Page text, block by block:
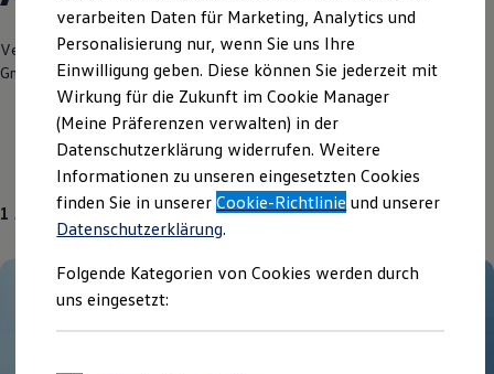
Kombis
Kompaktwagen
Sportwagen
Schnell verfügbare Fahrzeuge
Angebote und Produkte
Aktuelle Angebote
E-Auto-Förderung
Volkswagen Marktplatz
Die ENERGY Sondermodelle
Junge Gebrauchtwagen und Gebrauchtwagen
Volkswagen Zertifizierte Gebrauchtwagen
Elektromobilität bei Gebrauchtwagen
Saisonangebote
Reifenpakete
Leasing
Leasing-Angebote
Verantwortlich für die Inhalte auf dieser Seite ist die Autohaus Feicht
GmbH
Impressum & Rechtliches)
1 Angebot
verarbeiten Daten für Marketing, Analytics und
Personalisierung nur, wenn Sie uns Ihre
Einwilligung geben. Diese können Sie jederzeit mit
Wirkung für die Zukunft im Cookie Manager
(Meine Präferenzen verwalten) in der
Datenschutzerklärung widerrufen. Weitere
Informationen zu unseren eingesetzten Cookies
finden Sie in unsererCookie-Richtlinie und unserer
Datenschutzerklärung.
Folgende Kategorien von Cookies werden durch
uns eingesetzt: